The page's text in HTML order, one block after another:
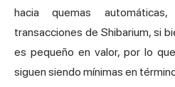
hacia quemas
transacciones de Shibarium, si
es pequeño en valor, por lo
siguen siendo mínimas en